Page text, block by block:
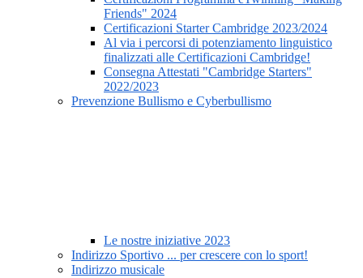
Friends" 2024
Certificazioni Starter Cambridge 2023/2024
Al via i percorsi di potenziamento linguistico
finalizzati alle Certificazioni Cambridge!
Consegna Attestati "Cambridge Starters"
2022/2023
Prevenzione Bullismo e Cyberbullismo
Le nostre iniziative 2023
Indirizzo Sportivo ... per crescere con lo sport!
Indirizzo musicale